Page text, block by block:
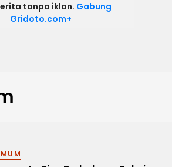
tanpa iklan. Gabung
Gridoto.com+